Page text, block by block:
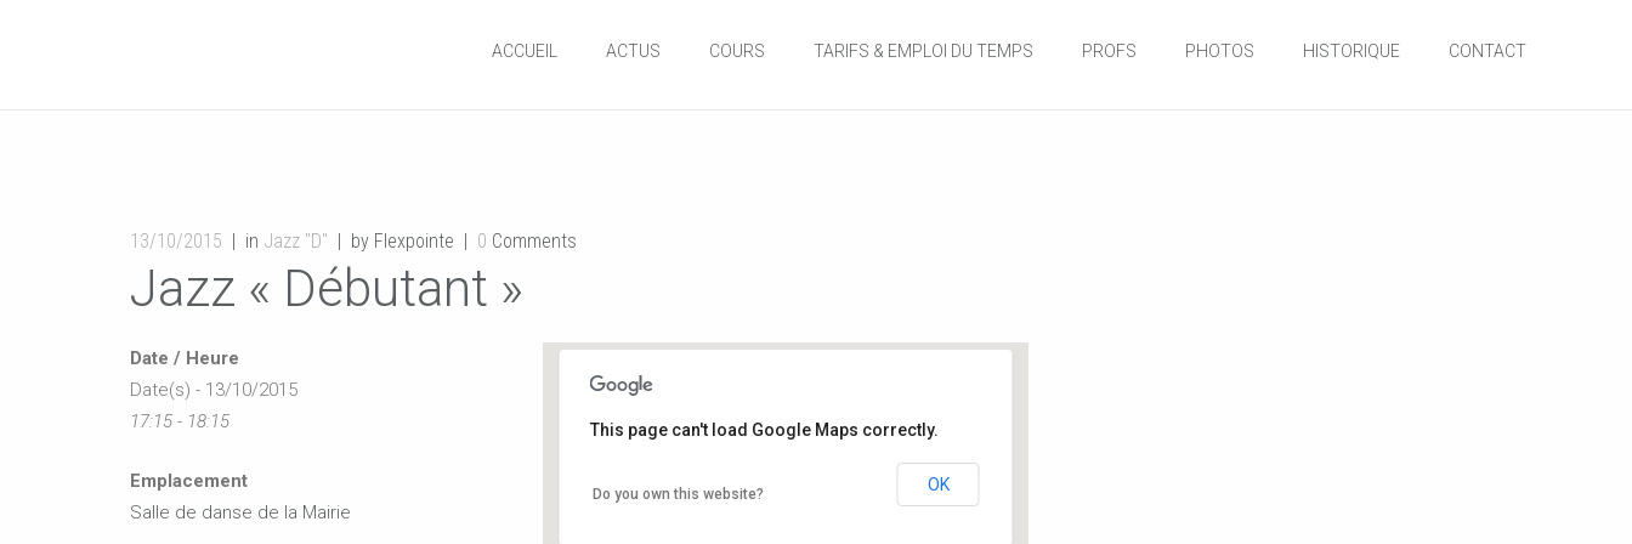
ACCUEIL ACTUS COURS TARIFS & EMPLOI DU TEMPS PROFS PHOTOS HISTORIQUE CONTACT
13/10/2015 in Jazz "D" by Flexpointe 0 Comments
Jazz « Débutant »
12, rue de l'hôtel de ville - Buxerolles
This page can't load Google Maps correctly.
Do you own this website?
OK
Date / Heure
Date(s) - 13/10/2015
17:15 - 18:15
Emplacement
Salle de danse de la Mairie